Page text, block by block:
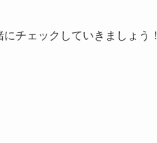
チェックしていきましょう！